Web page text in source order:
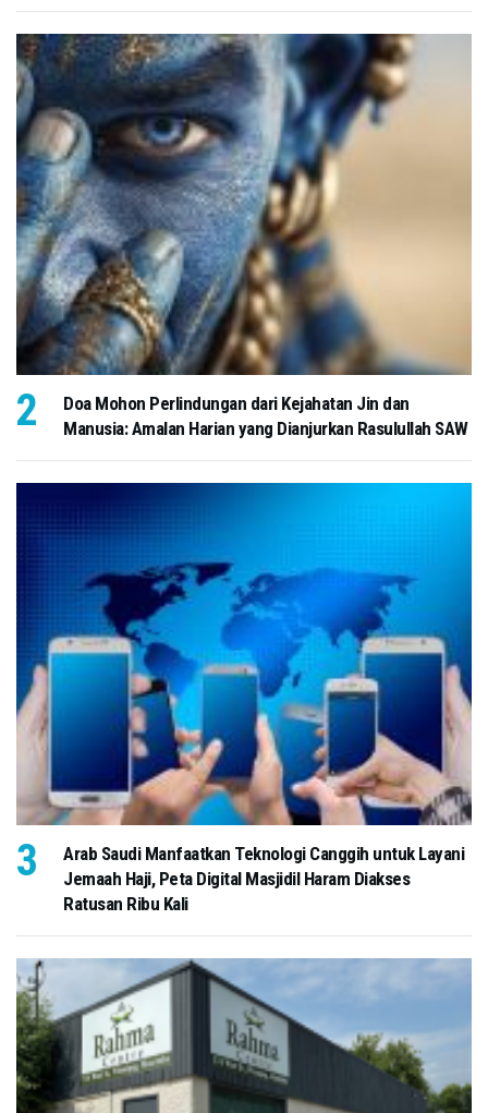
Doa Mohon Perlindungan dari Kejahatan Jin dan
Manusia: Amalan Harian yang Dianjurkan Rasulullah SAW
Arab Saudi Manfaatkan Teknologi Canggih untuk Layani
Jemaah Haji, Peta Digital Masjidil Haram Diakses
Ratusan Ribu Kali